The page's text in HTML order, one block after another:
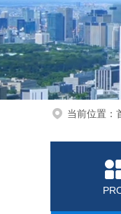
当前位置：